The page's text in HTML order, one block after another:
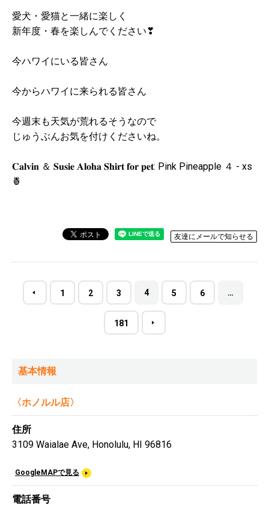
愛犬・愛猫と一緒に楽しく
新年度・春を楽しんでください❣
今ハワイにいる皆さん
今からハワイに来られる皆さん
今週末も天気が荒れるそうなので
じゅうぶんお気を付けくださいね。
𝐂𝐚𝐥𝐯𝐢𝐧 ＆ 𝐒𝐮𝐬𝐢𝐞 𝐀𝐥𝐨𝐡𝐚 𝐒𝐡𝐢𝐫𝐭 𝐟𝐨𝐫 𝐩𝐞𝐭: Pink Pineapple ４ - xs
🍍
友達にメールで知らせる
1 2 3 4 5 6 …
181
基本情報
〈ホノルル店〉
住所
3109 Waialae Ave, Honolulu, HI 96816
GoogleMAPで見る
電話番号